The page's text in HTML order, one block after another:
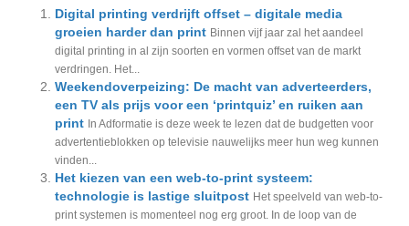
Digital printing verdrijft offset – digitale media
groeien harder dan print Binnen vijf jaar zal het aandeel
digital printing in al zijn soorten en vormen offset van de markt
verdringen. Het...
Weekendoverpeizing: De macht van adverteerders,
een TV als prijs voor een ‘printquiz’ en ruiken aan
print In Adformatie is deze week te lezen dat de budgetten voor
advertentieblokken op televisie nauwelijks meer hun weg kunnen
vinden...
Het kiezen van een web-to-print systeem:
technologie is lastige sluitpost Het speelveld van web-to-
print systemen is momenteel nog erg groot. In de loop van de